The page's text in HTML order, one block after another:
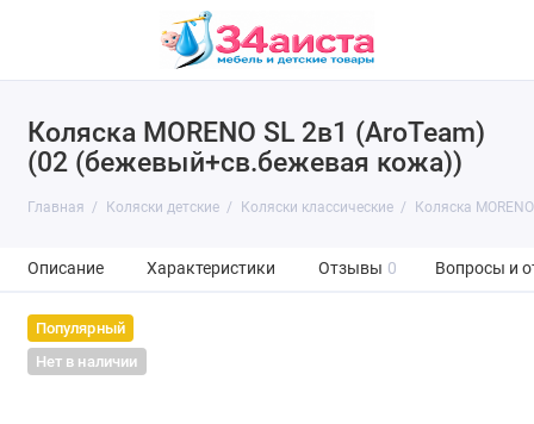
Коляска MORENO SL 2в1 (AroTeam)
(02 (бежевый+св.бежевая кожа))
Главная Коляски детские Коляски классические Коляска
Описание Характеристики Отзывы 0 Вопросы и
Популярный
Нет в наличии